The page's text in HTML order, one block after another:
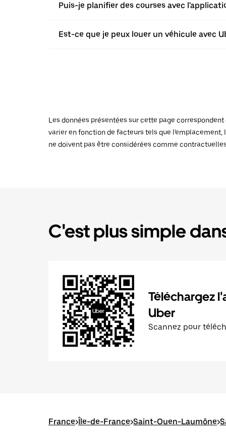
Puis-je planifier des courses avec
Est-ce que je peux louer un véhicule avec
Les données présentées sur cette page
varier en fonction de facteurs tels que
ne doivent pas être considérées comme
C'est plus simple
Téléchargez
Uber
Scannez pour
France>Île-de-France>Saint-Ouen-Laumône>